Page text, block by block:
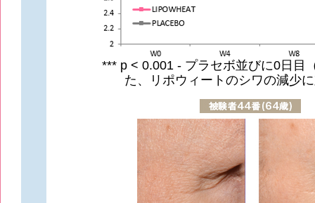
*** p < 0.001 - プラセボ並びに0日目
た、リポウィートのシワの減少